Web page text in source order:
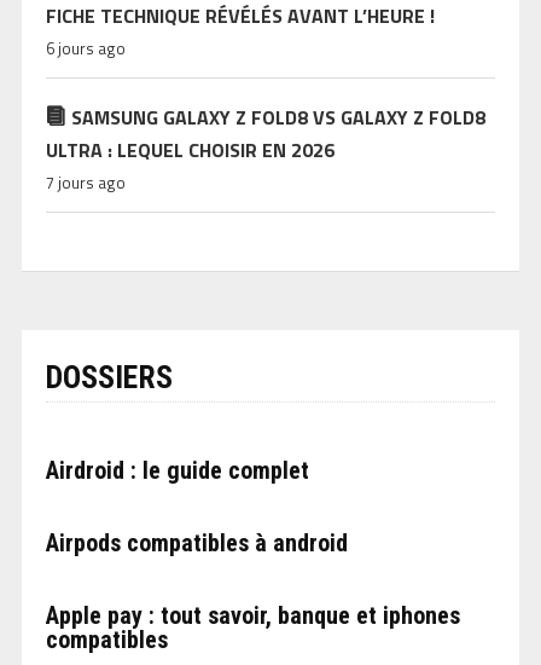
FICHE TECHNIQUE RÉVÉLÉS AVANT L’HEURE !
6 jours ago
SAMSUNG GALAXY Z FOLD8 VS GALAXY Z FOLD8
ULTRA : LEQUEL CHOISIR EN 2026
7 jours ago
DOSSIERS
Airdroid : le guide complet
Airpods compatibles à android
Apple pay : tout savoir, banque et iphones
compatibles